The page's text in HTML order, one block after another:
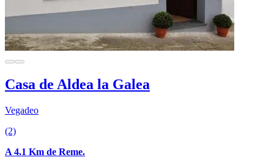
Casa de Aldea la Galea
Vegadeo
(2)
A 4.1 Km de Reme.